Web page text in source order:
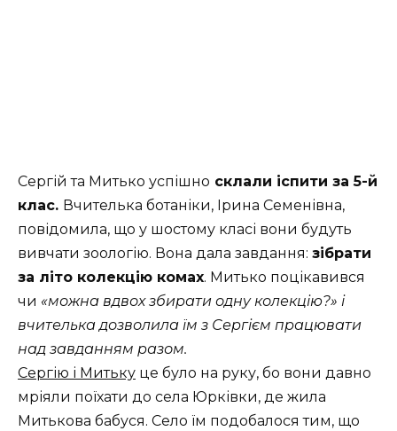
Сергій та Митько успішно склали іспити за 5-й
клас. Вчителька ботаніки, Ірина Семенівна,
повідомила, що у шостому класі вони будуть
вивчати зоологію. Вона дала завдання: зібрати
за літо колекцію комах. Митько поцікавився
чи «можна вдвох збирати одну колекцію?» і
вчителька дозволила їм з Сергієм працювати
над завданням разом.
Сергію і Митьку це було на руку, бо вони давно
мріяли поїхати до села Юрківки, де жила
Митькова бабуся. Село їм подобалося тим, що